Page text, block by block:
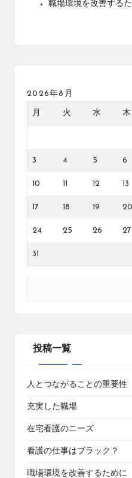
職場環境を改善する
2026年8月
月 火 水 木
3 4 5 6
10 12 13
17 18 19 20
24 25 26 27
31
投稿一覧
人とつながることの重要性
充実した職場
在宅看護のニーズ
看護の仕事はブラック？
職場環境を改善するために